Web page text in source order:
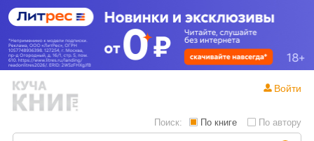
Поиск: По книге По автору
Войти